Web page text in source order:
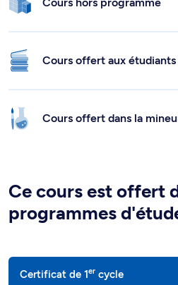
Cours offert aux
Cours offert dans la
Ce cours est offert
programmes
Certificat de 1er cycle